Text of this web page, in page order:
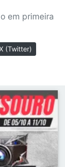
em primeira
(Twitter)